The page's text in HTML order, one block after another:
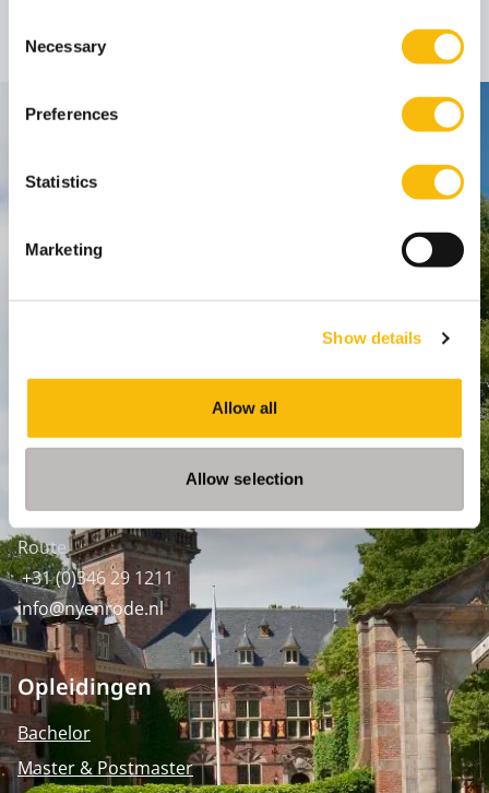
Selection
Necessary
Preferences
Statistics
Marketing
Show details
Allow all
Allow selection
Nyenrode Business Universiteit
Breukelen
P.O. Box 130, 3620 AC Breukelen
WTC Den Haag, 24e etage
Pr. Margrietplantsoen 90,
2595 BR Den Haag
Route
+31 (0)346 29 1211
info@nyenrode.nl
Opleidingen
Bachelor
Master & Postmaster